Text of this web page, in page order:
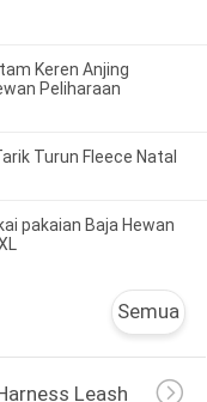
Keren Anjing
Peliharaan
Turun Fleece Natal
pakaian Baja Hewan
Semua
Leash